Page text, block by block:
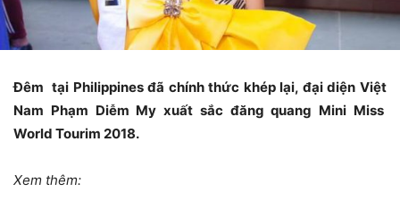
Đêm tại Philippines đã chính thức khép lại, đại diện Việt
Nam Phạm Diễm My xuất sắc đăng quang Mini Miss
World Tourim 2018.
Xem thêm: